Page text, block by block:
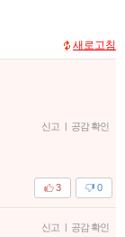
새로고침
신고 | 공감 확인
0
3
신고 | 공감 확인